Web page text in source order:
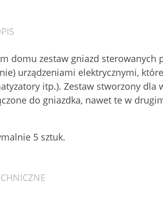
domu zestaw gniazd sterowanych
urządzeniami elektrycznymi,
itp.). Zestaw stworzony dla
do gniazdka, nawet te w
5 sztuk.